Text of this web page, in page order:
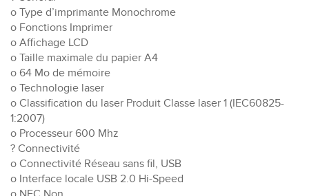
o Type d’imprimante Monochrome
o Fonctions Imprimer
o Affichage LCD
o Taille maximale du papier A4
o 64 Mo de mémoire
o Technologie laser
o Classification du laser Produit Classe laser 1 (IEC60825-
1:2007)
o Processeur 600 Mhz
? Connectivité
o Connectivité Réseau sans fil, USB
o Interface locale USB 2.0 Hi-Speed